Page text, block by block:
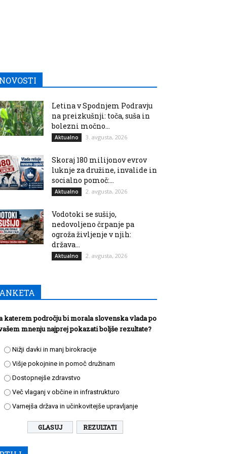
Letina v Spodnjem Podravju
na preizkušnji: toča, suša in
bolezni močno...
Aktualno 3. avgusta, 2026
Skoraj 180 milijonov evrov
luknje za družine, invalide in
socialno pomoč:...
Aktualno 2. avgusta, 2026
Vodotoki se sušijo,
nedovoljeno črpanje pa
ogroža življenje v njih:
država...
Aktualno 2. avgusta, 2026
katerem področju bi morala slovenska vlada po
mnenju najprej pokazati boljše rezultate?
Nižji davki in manj birokracije
Višje pokojnine in pomoč družinam
Dostopnejše zdravstvo
Več vlaganj v občine in infrastrukturo
Varnejša država in učinkovitejše upravljanje
REZULTATI